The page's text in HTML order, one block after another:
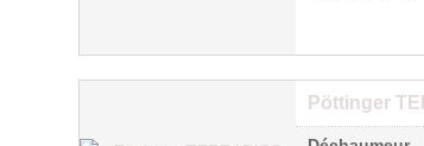
Pöttinger